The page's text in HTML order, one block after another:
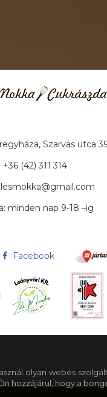
Szarvas utca
+36 (42) 311 314
minden nap 9-18 –ig
Facebook
olyan webes
hozzájárul, hogy a